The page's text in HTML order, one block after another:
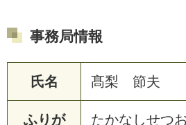
事務局情報
氏名 髙梨 節夫
ふりが
たかなしせつ